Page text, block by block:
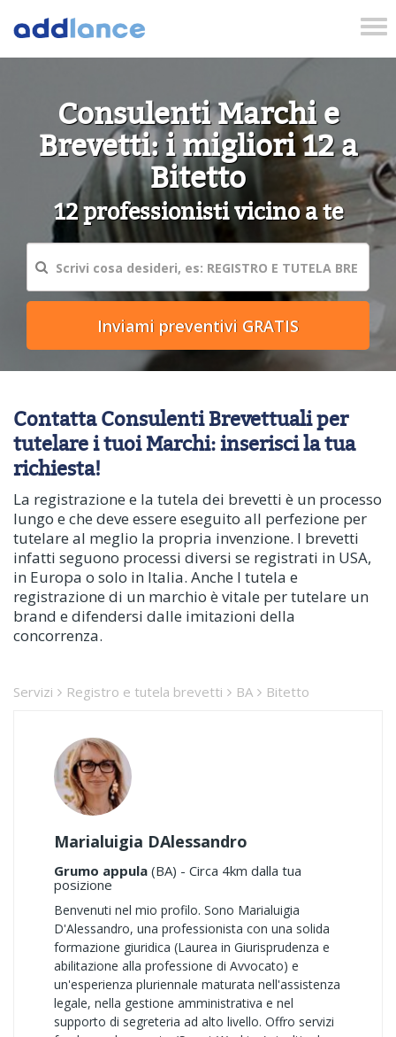
Consulenti Marchi e
Brevetti: i migliori 12 a
Bitetto
12 professionisti vicino a te
Contatta Consulenti Brevettuali per
tutelare i tuoi Marchi: inserisci la tua
richiesta!
La registrazione e la tutela dei brevetti è un processo
lungo e che deve essere eseguito all perfezione per
tutelare al meglio la propria invenzione. I brevetti
infatti seguono processi diversi se registrati in USA,
in Europa o solo in Italia. Anche l tutela e
registrazione di un marchio è vitale per tutelare un
brand e difendersi dalle imitazioni della
concorrenza.
Servizi Registro e tutela brevetti BA Bitetto
Marialuigia DAlessandro
Grumo appula (BA) - Circa 4km dalla tua
posizione
Benvenuti nel mio profilo. Sono Marialuigia
D'Alessandro, una professionista con una solida
formazione giuridica (Laurea in Giurisprudenza e
abilitazione alla professione di Avvocato) e
un'esperienza pluriennale maturata nell'assistenza
legale, nella gestione amministrativa e nel
supporto di segreteria ad alto livello. Offro servizi